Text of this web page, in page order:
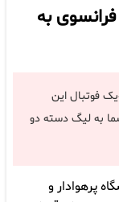
به
فوتبال این
به لیگ دسته ‏دو